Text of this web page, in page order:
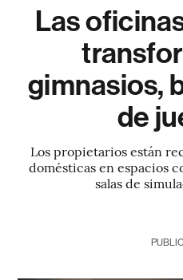
Las
gimnasios,
de
Los propietarios están
domésticas en espacios
salas de